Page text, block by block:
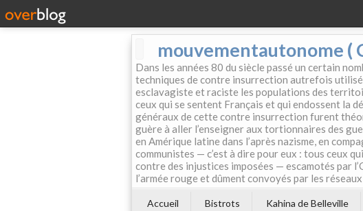
mouvementautonome (
Dans les années 80 du siècle passé un certain
techniques de contre insurrection autrefois
esclavagiste et raciste les populations des
ceux qui se sentent Français et qui endossent la
généraux de cette contre insurrection furent
guère à aller l’enseigner aux tortionnaires des
en Amérique latine dans l’après nazisme, en
communistes — c’est à dire pour eux : tous ceux
contre des injustices imposées — escamotés par
l’armée rouge et dûment convoyés par les
Accueil Bistrots Kahina de Belleville